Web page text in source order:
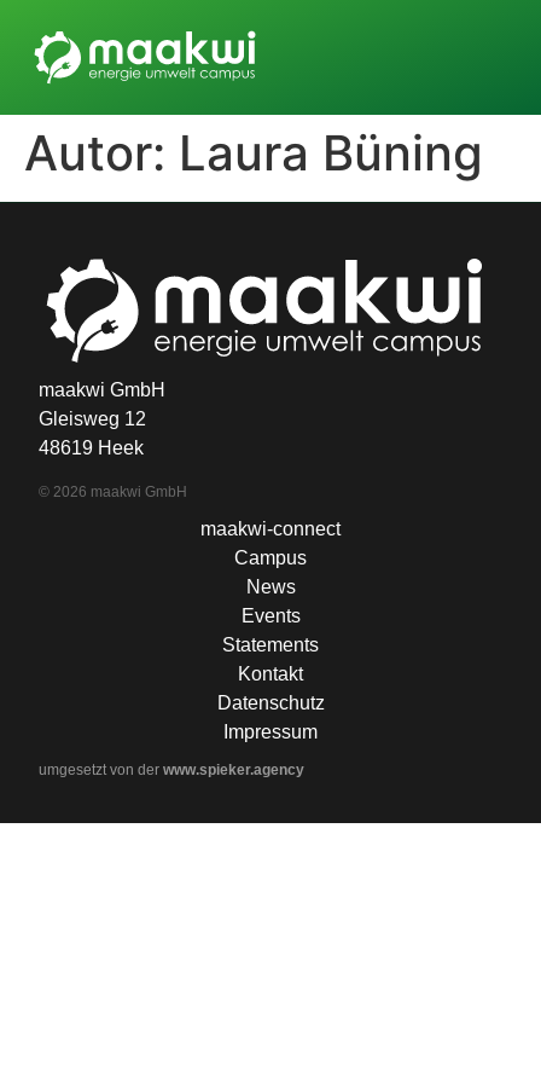
Autor: Laura Büning
maakwi GmbH
Gleisweg 12
48619 Heek
© 2026 maakwi GmbH
umgesetzt von derwww.spieker.agency
maakwi-connect
Campus
News
Events
Statements
Kontakt
Datenschutz
Impressum